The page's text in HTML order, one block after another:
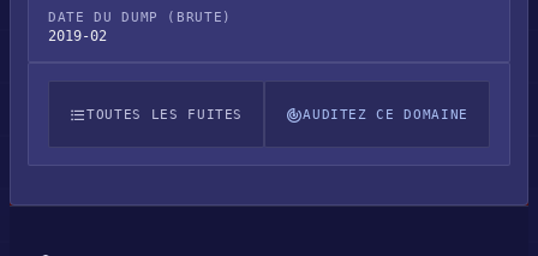
DATE DU DUMP (BRUTE)
2019-02
TOUTES LES FUITES AUDITEZ CE DOMAINE